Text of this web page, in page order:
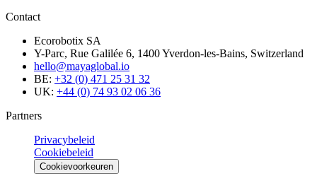
Contact
Ecorobotix SA
Y-Parc, Rue Galilée 6, 1400 Yverdon-les-Bains, Switzerland
hello@mayaglobal.io
BE: +32 (0) 471 25 31 32
UK: +44 (0) 74 93 02 06 36
Partners
Privacybeleid
Cookiebeleid
Cookievoorkeuren